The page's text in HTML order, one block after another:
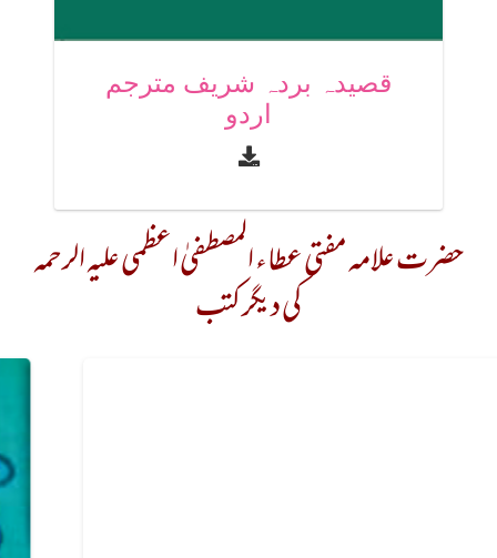
قصیدہ بردہ شریف مترجم
اردو
حضرت علامہ مفتی عطاء المصطفیٰ اعظمی علیہ الرحمہ
کی دیگر کتب